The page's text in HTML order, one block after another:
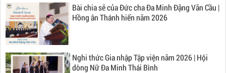
Bài chia sẻ của Đức cha Đa Minh Đặng Văn Cầu |
Hồng ân Thánh hiến năm 2026
Nghi thức Gia nhập Tập viện năm 2026 | Hội
dòng Nữ Đa Minh Thái Bình